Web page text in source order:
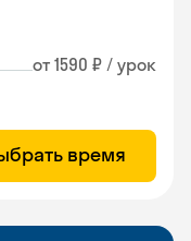
от 1590 ₽ / урок
время